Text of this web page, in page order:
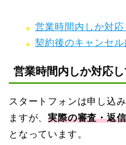
営業時間内しか対応
契約後のキャンセル
営業時間内しか対応
スタートフォンは申し込
ますが、実際の審査・返
となっています。